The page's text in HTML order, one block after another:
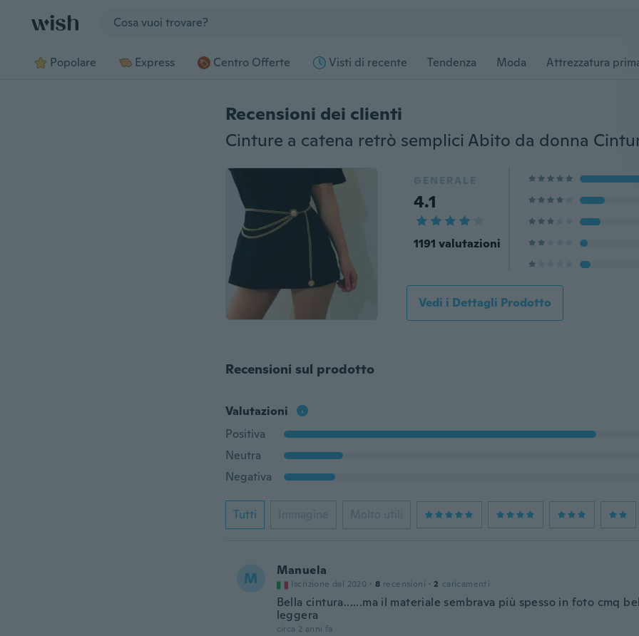
Popolare Express Centro Offerte Visti di recente Tendenza Moda Attrezzatura
Recensioni dei clienti
GENERALE
4.1
1191 valutazioni
Vedi i Dettagli Prodotto
Recensioni sul prodotto
Valutazioni
Positiva
Neutra
Negativa
Tutti Immagine Molto utili
M Manuela
Iscrizione dal 2020 · 8 recensioni · 2 caricamenti
Bella cintura......ma il materiale sembrava più spesso in foto cmq
leggera
circa 2 anni fa